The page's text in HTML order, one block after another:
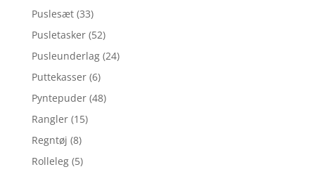
Puslesæt (33)
Pusletasker (52)
Pusleunderlag (24)
Puttekasser (6)
Pyntepuder (48)
Rangler (15)
Regntøj (8)
Rolleleg (5)